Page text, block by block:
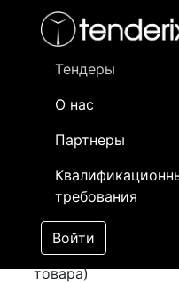
Тендеры
О нас
Партнеры
требования
Войти
- активный лот
- сохраненный лот (не
Закуп: Лист 09Г2С
[Завершен]
Победитель выбран
Лот №:5350
АУКЦИОН (покупка
товара)